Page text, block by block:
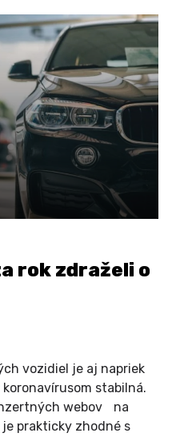
rok zdraželi o
vozidiel je aj napriek
stabilná.
webov na
prakticky zhodné s